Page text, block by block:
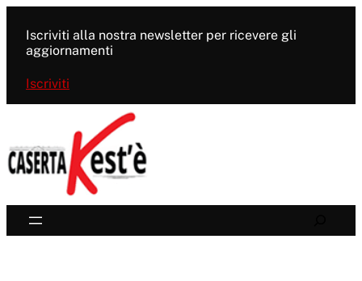
contenuto
Iscriviti alla nostra newsletter per ricevere gli
aggiornamenti
Iscriviti